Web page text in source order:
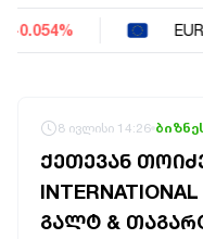
3.0264 • +0.013%
8 ივლისი 14:26
ᲥᲔᲗᲔᲕᲐᲜ
ᲒᲐᲚᲢ &